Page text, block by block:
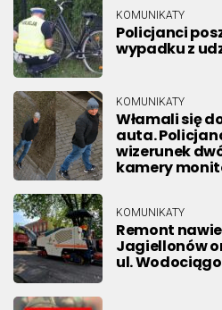
KOMUNIKATY
Policjanci
wypadku z
KOMUNIKATY
Włamali się
auta.
wizerunek
kamery
KOMUNIKATY
Remont
Jagiellonów
ul.